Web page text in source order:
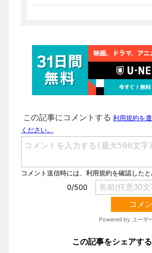
この記事をシェアする